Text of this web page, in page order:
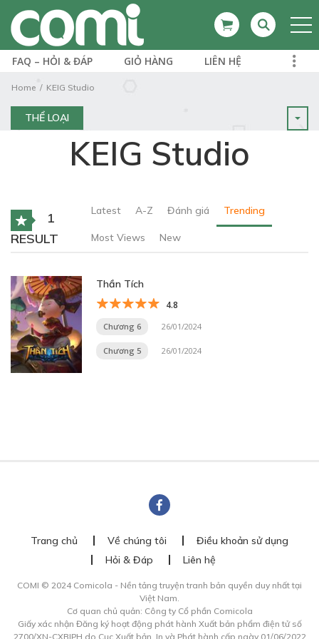
FAQ – HỎI & ĐÁP GIỎ HÀNG LIÊN HỆ
Home KEIG Studio
THỂ LOẠI
KEIG Studio
1
RESULT
Latest A-Z Đánh giá Trending
Most Views New
Thần Tích
4.8
Chương 6 26/01/2024
Chương 5 26/01/2024
Trang chủ Về chúng tôi
Điều khoản sử dụng
Hỏi & Đáp
Liên hệ
COMI © 2024 Comicola - Nền tảng truyện tranh bản quyền duy nhất tại
Việt Nam.
Cơ quan chủ quản: Công ty Cổ phần Comicola
Giấy xác nhận Đăng ký hoạt động phát hành Xuất bản phẩm điện tử số
2700/XN-CXBIPH do Cục Xuất bản, In và Phát hành cấp ngày 01/06/2022